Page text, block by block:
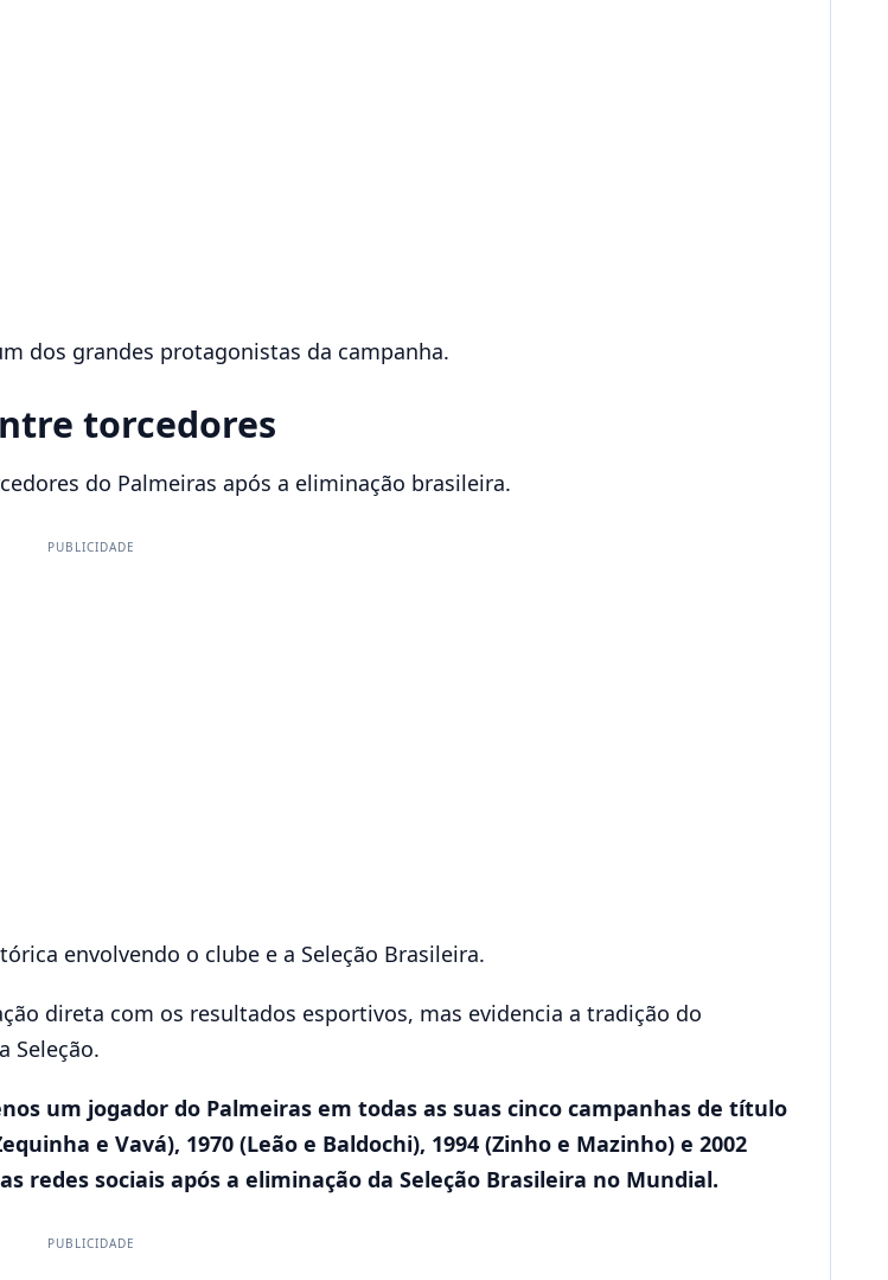
dos grandes protagonistas da campanha.
torcedores
do Palmeiras após a eliminação brasileira.
PUBLICIDADE
envolvendo o clube e a Seleção Brasileira.
direta com os resultados esportivos, mas evidencia a tradição do
Seleção.
um jogador do Palmeiras em todas as suas cinco campanhas de título
e Vavá), 1970 (Leão e Baldochi), 1994 (Zinho e Mazinho) e 2002
redes sociais após a eliminação da Seleção Brasileira no Mundial.
PUBLICIDADE